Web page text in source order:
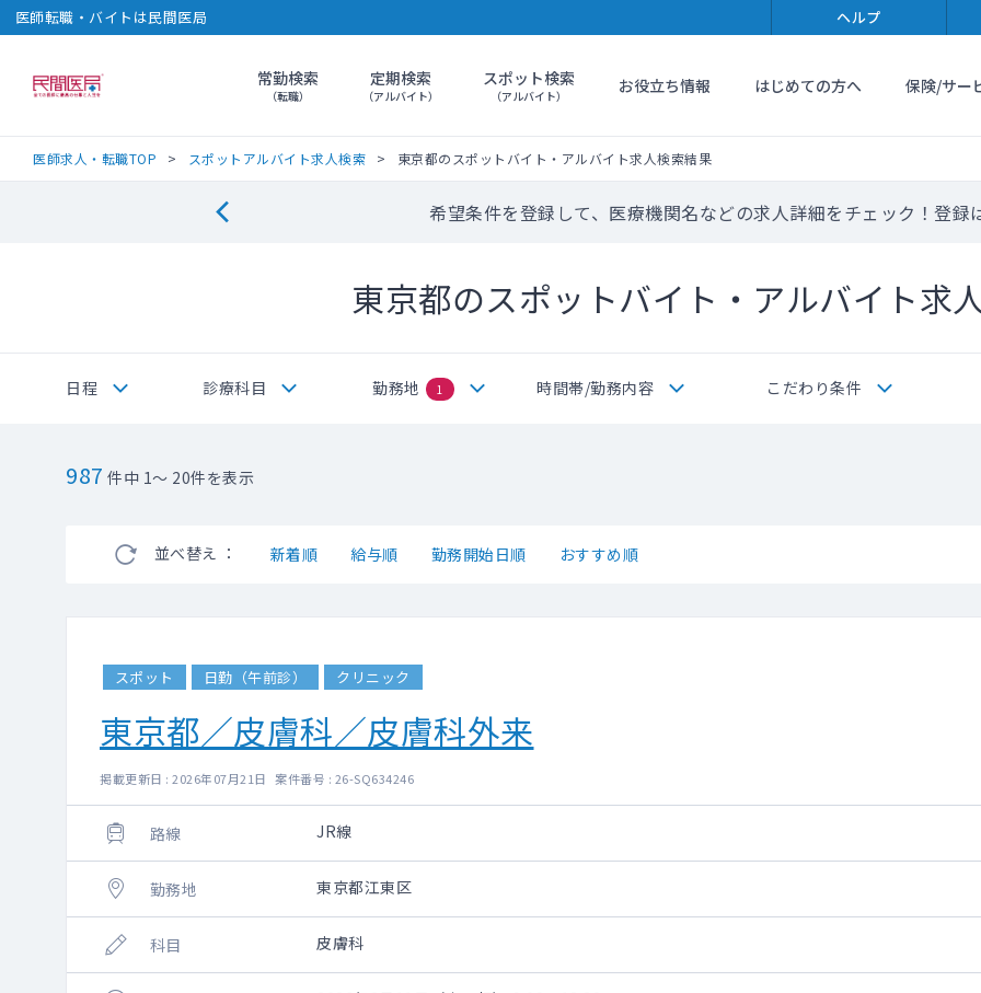
医師転職・バイトは民間医局 ヘルプ
民間医局常勤検索
（転職）
定期検索
（アルバイト）
スポット検索
（アルバイト） お役立ち情報 はじめての方へ 保険/サー
医師求人・転職TOP スポットアルバイト求人検索 東京都のスポットバイト・アルバイト求人検索結果
希望条件を登録して、医療機関名などの求人詳細をチェック！登録
東京都のスポットバイト・アルバイト求
日程 診療科目 勤務地 1 時間帯/勤務内容 こだわり条件
987 件中 1～ 20件を表示
並べ替え ： 新着順 給与順 勤務開始日順 おすすめ順
スポット 日勤（午前診） クリニック
東京都／皮膚科／皮膚科外来
掲載更新日 : 2026年07月21日 案件番号 : 26-SQ634246
路線 JR線
勤務地 東京都江東区
科目 皮膚科